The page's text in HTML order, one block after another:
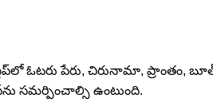
స్లిప్‌లో ఓటరు పేరు, చిరునామా,
సమర్పించాల్సి ఉంటుంది.